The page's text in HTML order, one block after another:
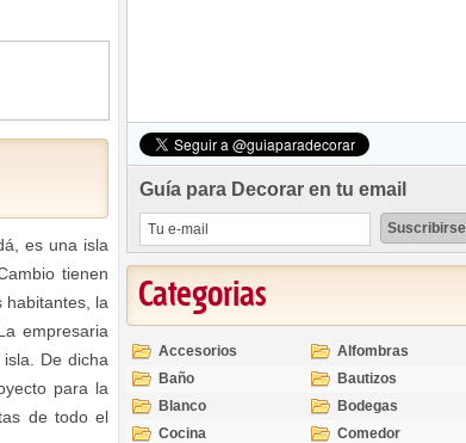
es una isla
tienen
habitantes, la
empresaria
De dicha
para la
de todo el
Guía para Decorar en tu email
Categorias
Accesorios
Alfombras
Baño
Bautizos
Blanco
Bodegas
Cocina
Comedor